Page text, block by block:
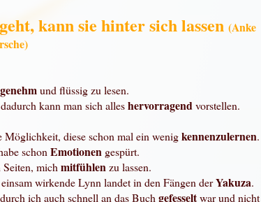
kann sie hinter sich lassen(Anke
und flüssig zu lesen.
kann man sich alleshervorragendvorstellen.
Möglichkeit, diese schon mal ein wenigkennenzulernen.
schonEmotionen gespürt.
Seiten, michmitfühlenzu lassen.
wirkende Lynn landet in den Fängen derYakuza.
ich auch schnell an das Buchgefesseltwar und nicht